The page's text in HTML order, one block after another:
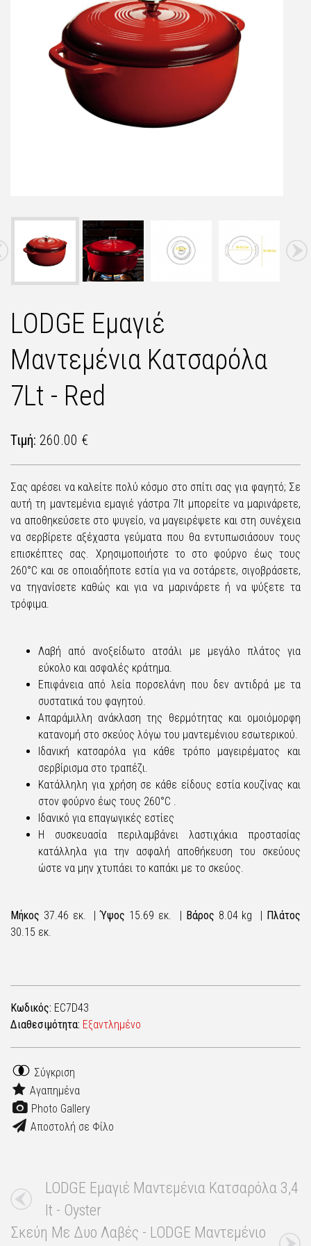
LODGE Εμαγιέ
Μαντεμένια Κατσαρόλα
7Lt - Red
Τιμή: 260.00 €
Σας αρέσει να καλείτε πολύ κόσμο στο σπίτι σας για φαγητό; Σε
αυτή τη μαντεμένια εμαγιέ γάστρα 7lt μπορείτε να μαρινάρετε,
να αποθηκεύσετε στο ψυγείο, να μαγειρέψετε και στη συνέχεια
να σερβίρετε αξέχαστα γεύματα που θα εντυπωσιάσουν τους
επισκέπτες σας. Χρησιμοποιήστε το στο φούρνο έως τους
260°C και σε οποιαδήποτε εστία για να σοτάρετε, σιγοβράσετε,
να τηγανίσετε καθώς και για να μαρινάρετε ή να ψύξετε τα
τρόφιμα.
Λαβή από ανοξείδωτο ατσάλι με μεγάλο πλάτος για
εύκολο και ασφαλές κράτημα.
Επιφάνεια από λεία πορσελάνη που δεν αντιδρά με τα
συστατικά του φαγητού.
Απαράμιλλη ανάκλαση της θερμότητας και ομοιόμορφη
κατανομή στο σκεύος λόγω του μαντεμένιου εσωτερικού.
Ιδανική κατσαρόλα για κάθε τρόπο μαγειρέματος και
σερβίρισμα στο τραπέζι.
Κατάλληλη για χρήση σε κάθε είδους εστία κουζίνας και
στον φούρνο έως τους 260°C .
Ιδανικό για επαγωγικές εστίες
Η συσκευασία περιλαμβάνει λαστιχάκια προστασίας
κατάλληλα για την ασφαλή αποθήκευση του σκεύους
ώστε να μην χτυπάει το καπάκι με το σκεύος.
Μήκος 37.46 εκ. |Ύψος 15.69 εκ. | Βάρος 8.04 kg | Πλάτος
30.15 εκ.
Κωδικός: EC7D43
Διαθεσιμότητα: Εξαντλημένο
Σύγκριση
Αγαπημένα
Photo Gallery
Αποστολή σε Φίλο
LODGE Εμαγιέ Μαντεμένια Κατσαρόλα 3,4
lt - Oyster
Σκεύη Με Δυο Λαβές - LODGE Μαντεμένιο